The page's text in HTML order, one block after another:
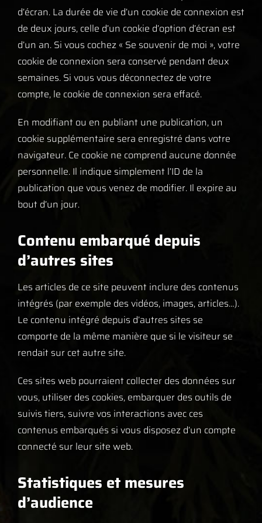
d’écran. La durée de vie d’un cookie de connexion est
de deux jours, celle d’un cookie d’option d’écran est
d’un an. Si vous cochez « Se souvenir de moi », votre
cookie de connexion sera conservé pendant deux
semaines. Si vous vous déconnectez de votre
compte, le cookie de connexion sera effacé.
En modifiant ou en publiant une publication, un
cookie supplémentaire sera enregistré dans votre
navigateur. Ce cookie ne comprend aucune donnée
personnelle. Il indique simplement l’ID de la
publication que vous venez de modifier. Il expire au
bout d’un jour.
Contenu embarqué depuis
d’autres sites
Les articles de ce site peuvent inclure des contenus
intégrés (par exemple des vidéos, images, articles…).
Le contenu intégré depuis d’autres sites se
comporte de la même manière que si le visiteur se
rendait sur cet autre site.
Ces sites web pourraient collecter des données sur
vous, utiliser des cookies, embarquer des outils de
suivis tiers, suivre vos interactions avec ces
contenus embarqués si vous disposez d’un compte
connecté sur leur site web.
Statistiques et mesures
d’audience